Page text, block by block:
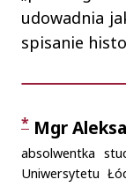
udowadnia
spisanie
Autorzy
* Mgr
absolwentka
Uniwersytetu